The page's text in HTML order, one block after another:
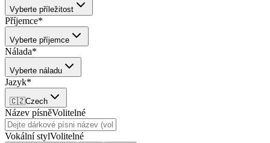
Vyberte příležitost
Příjemce*
Vyberte příjemce
Nálada*
Vyberte náladu
Jazyk*
🇨🇿Czech
Název písněVolitelné
Vokální stylVolitelné